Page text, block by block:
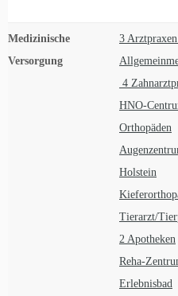
Medizinische
Versorgung
3
4
HNO-
Orthopäden
Holstein
Tierarzt/
2 Apotheken
Reha-
Erlebnisbad